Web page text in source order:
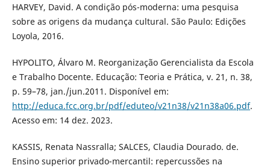
HARVEY, David. A condição pós-moderna: uma pesquisa
sobre as origens da mudança cultural. São Paulo: Edições
Loyola, 2016.
HYPOLITO, Álvaro M. Reorganização Gerencialista da Escola
e Trabalho Docente. Educação: Teoria e Prática, v. 21, n. 38,
p. 59–78, jan./jun.2011. Disponível em:
http://educa.fcc.org.br/pdf/eduteo/v21n38/v21n38a06.pdf.
Acesso em: 14 dez. 2023.
KASSIS, Renata Nassralla; SALCES, Claudia Dourado. de.
Ensino superior privado-mercantil: repercussões na